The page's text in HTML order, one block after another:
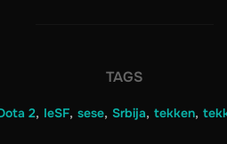
TAGS
2, IeSF, sese, Srbija, tekken,